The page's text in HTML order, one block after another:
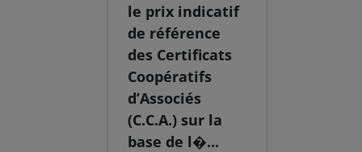
le prix indicatif
de référence
des Certificats
Coopératifs
d’Associés
(C.C.A.) sur la
base de l�...